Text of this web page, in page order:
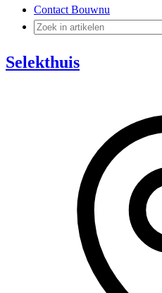
Contact Bouwnu
Selekthuis